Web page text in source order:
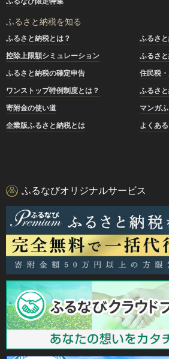
ふるさと納税を知る
ふるさと納税とは？
ふるさ
控除上限額シミュレーション
ふるさ
ふるさと納税の確定申告
住民税
ワンストップ特例制度とは？
ふるさ
寄附金の使い道
マンガ
企業版ふるさと納税とは
よくあ
ふるなびオリジナルサービス